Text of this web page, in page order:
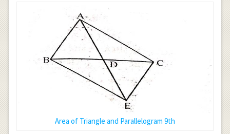
\operatorname{ar}
(ABC)=\operatorname{ar}
(\triangle ADC)
Area of Triangle and Parallelogram 9th